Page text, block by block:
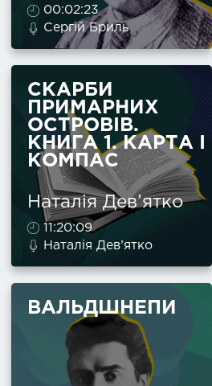
00:02:23
Сергій Бриль
СКАРБИ
ПРИМАРНИХ
ОСТРОВІВ.
КНИГА 1. КАРТА І
КОМПАС
Наталія Дев’ятко
11:20:09
Наталія Дев’ятко
ВАЛЬДШНЕПИ